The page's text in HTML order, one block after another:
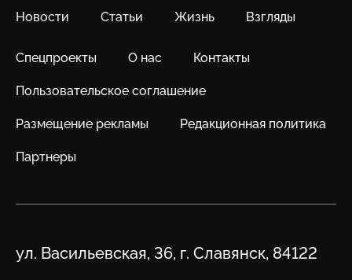
Новости Статьи Жизнь Взгляды
Спецпроекты О нас Контакты
Пользовательское соглашение
Размещение рекламы Редакционная политика
Партнеры
Адрес
ул. Васильевская, 36, г. Славянск, 84122